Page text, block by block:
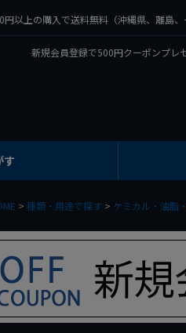
円以上の購入で送料無料（沖縄県、離島、
新規会員登録で500円クーポンプレ
す
種類・用途で探す ケミカル・油脂